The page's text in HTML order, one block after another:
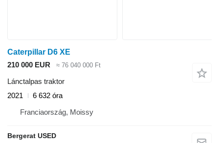
Caterpillar D6 XE
210 000 EUR
≈ 76 040 000 Ft
Lánctalpas traktor
2021
6 632 óra
Franciaország, Moissy
Bergerat USED